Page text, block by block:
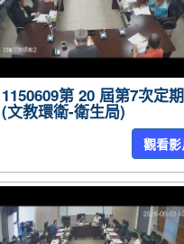
1150609第 20 屆第7次定
(文教環衛-衛生局)
觀看影